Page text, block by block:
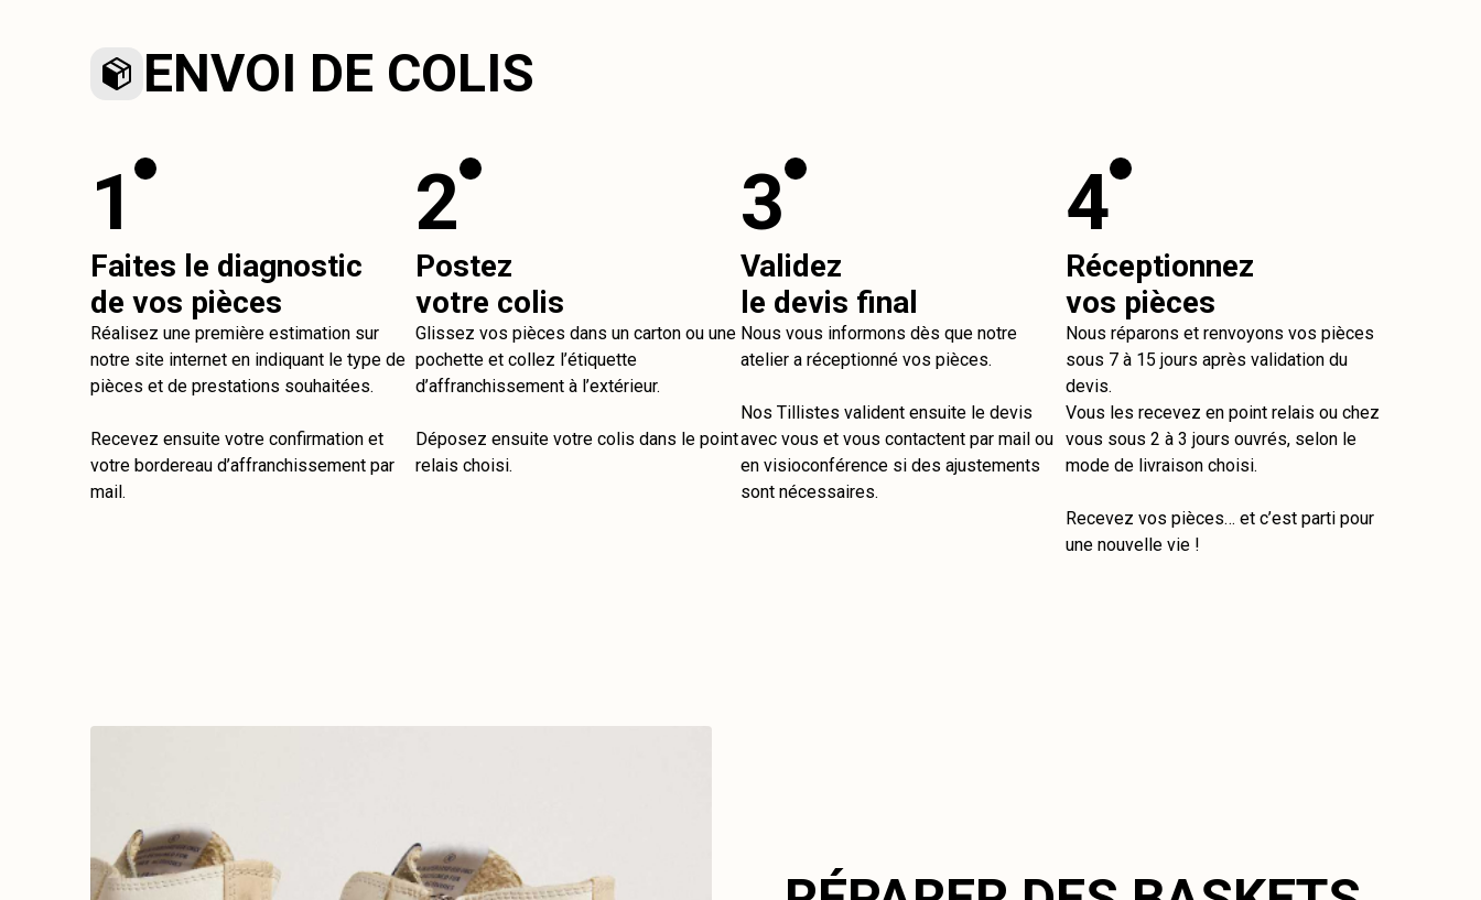
ENVOI DE COLIS
1
Faites le diagnostic
de vos pièces
Réalisez une première estimation sur
notre site internet en indiquant le type de
pièces et de prestations souhaitées.
Recevez ensuite votre confirmation et
votre bordereau d’affranchissement par
mail.
2
Postez
votre colis
Glissez vos pièces dans un carton ou une
pochette et collez l’étiquette
d’affranchissement à l’extérieur.
Déposez ensuite votre colis dans le point
relais choisi.
3
Validez
le devis final
Nous vous informons dès que notre
atelier a réceptionné vos pièces.
Nos Tillistes valident ensuite le devis
avec vous et vous contactent par mail ou
en visioconférence si des ajustements
sont nécessaires.
4
Réceptionnez
vos pièces
Nous réparons et renvoyons vos pièces
sous 7 à 15 jours après validation du
devis.
Vous les recevez en point relais ou chez
vous sous 2 à 3 jours ouvrés, selon le
mode de livraison choisi.
Recevez vos pièces… et c’est parti pour
une nouvelle vie !